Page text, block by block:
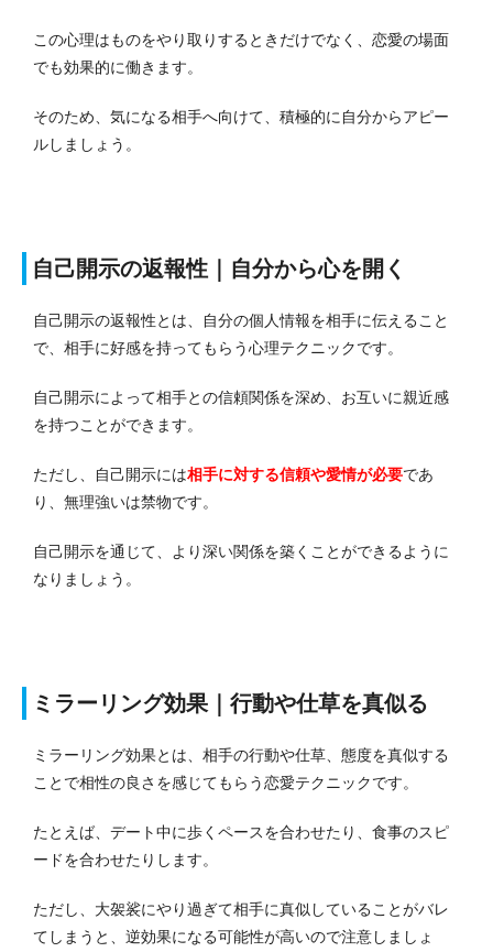
この心理はものをやり取りするときだけでなく、恋愛の場面
でも効果的に働きます。
そのため、気になる相手へ向けて、積極的に自分からアピー
ルしましょう。
自己開示の返報性｜自分から心を開く
自己開示の返報性とは、自分の個人情報を相手に伝えること
で、相手に好感を持ってもらう心理テクニックです。
自己開示によって相手との信頼関係を深め、お互いに親近感
を持つことができます。
ただし、自己開示には相手に対する信頼や愛情が必要であ
り、無理強いは禁物です。
自己開示を通じて、より深い関係を築くことができるように
なりましょう。
ミラーリング効果｜行動や仕草を真似る
ミラーリング効果とは、相手の行動や仕草、態度を真似する
ことで相性の良さを感じてもらう恋愛テクニックです。
たとえば、デート中に歩くペースを合わせたり、食事のスピ
ードを合わせたりします。
ただし、大袈裟にやり過ぎて相手に真似していることがバレ
てしまうと、逆効果になる可能性が高いので注意しましょ